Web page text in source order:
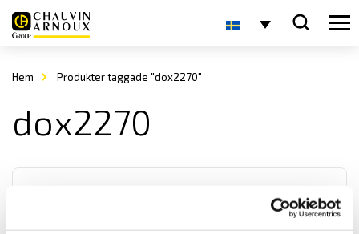
Hem Produkter taggade "dox2270"
dox2270